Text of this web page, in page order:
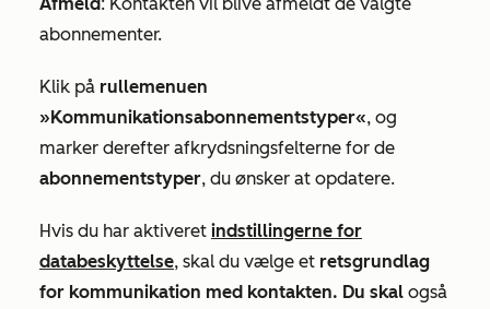
abonnementer.
Klik på rullemenuen
»Kommunikationsabonnementstyper«, og
marker derefter afkrydsningsfelterne for de
abonnementstyper, du ønsker at opdatere.
Hvis du har aktiveret indstillingerne for
databeskyttelse, skal du vælge et retsgrundlag
for kommunikation med kontakten. Du skal også